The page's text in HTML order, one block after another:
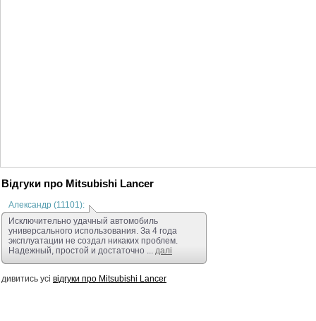
Відгуки про Mitsubishi Lancer
Александр (11101):
Исключительно удачный автомобиль
универсального использования. За 4 года
эксплуатации не создал никаких проблем.
Надежный, простой и достаточно ... далі
дивитись усі відгуки про Mitsubishi Lancer